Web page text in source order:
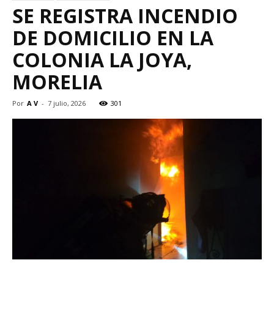
SE REGISTRA INCENDIO
DE DOMICILIO EN LA
COLONIA LA JOYA,
MORELIA
Por A V - 7 julio, 2026 301